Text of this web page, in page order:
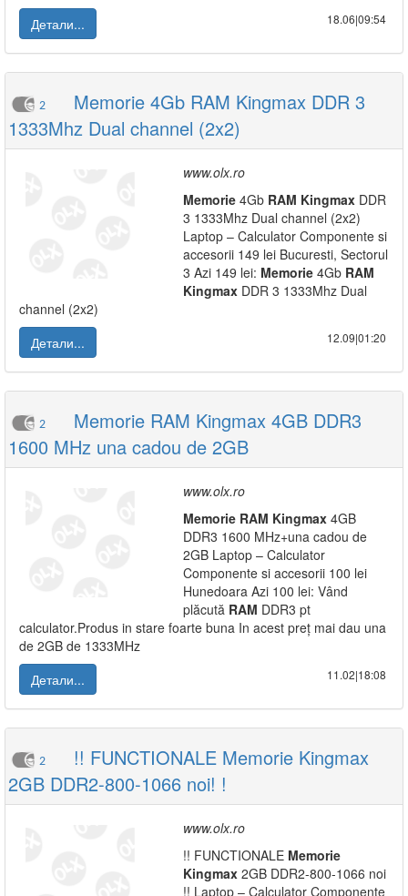
Детали...
18.06|09:54
2
Memorie 4Gb RAM Kingmax DDR 3
1333Mhz Dual channel (2x2)
www.olx.ro
Memorie 4Gb RAM Kingmax DDR
3 1333Mhz Dual channel (2x2)
Laptop – Calculator Componente si
accesorii 149 lei Bucuresti, Sectorul
3 Azi 149 lei: Memorie 4Gb RAM
Kingmax DDR 3 1333Mhz Dual
channel (2x2)
Детали...
12.09|01:20
2
Memorie RAM Kingmax 4GB DDR3
1600 MHz una cadou de 2GB
www.olx.ro
Memorie RAM Kingmax 4GB
DDR3 1600 MHz+una cadou de
2GB Laptop – Calculator
Componente si accesorii 100 lei
Hunedoara Azi 100 lei: Vând
plăcută RAM DDR3 pt
calculator.Produs in stare foarte buna In acest preț mai dau una
de 2GB de 1333MHz
Детали...
11.02|18:08
2
!! FUNCTIONALE Memorie Kingmax
2GB DDR2-800-1066 noi! !
www.olx.ro
!! FUNCTIONALE Memorie
Kingmax 2GB DDR2-800-1066 noi
!! Laptop – Calculator Componente